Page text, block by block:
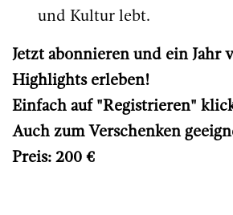
und Kultur lebt.
Jetzt abonnieren und ein Jahr
Highlights erleben!
Einfach auf "Registrieren"
Auch zum Verschenken
Preis: 200 €